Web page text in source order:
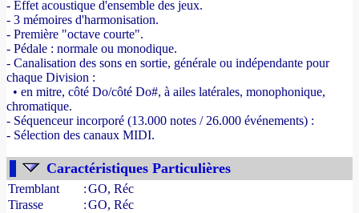
- Effet acoustique d'ensemble des jeux.
- 3 mémoires d'harmonisation.
- Première "octave courte".
- Pédale : normale ou monodique.
- Canalisation des sons en sortie, générale ou indépendante pour
chaque Division :
• en mitre, côté Do/côté Do#, à ailes latérales, monophonique,
chromatique.
- Séquenceur incorporé (13.000 notes / 26.000 événements) :
- Sélection des canaux MIDI.
Caractéristiques Particulières
Tremblant :GO, Réc
Tirasse
:GO, Réc